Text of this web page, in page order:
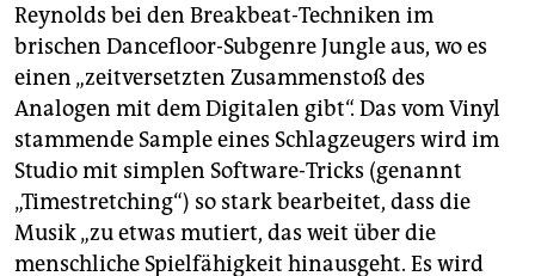
Reynolds bei den Breakbeat-Techniken im
brischen Dancefloor-Subgenre Jungle aus, wo es
einen „zeitversetzten Zusammenstoß des
Analogen mit dem Digitalen gibt“. Das vom Vinyl
stammende Sample eines Schlagzeugers wird im
Studio mit simplen Software-Tricks (genannt
„Timestretching“) so stark bearbeitet, dass die
Musik „zu etwas mutiert, das weit über die
menschliche Spielfähigkeit hinausgeht. Es wird